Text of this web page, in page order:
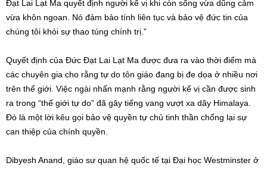
Đạt Lai Lạt Ma quyết định người kế vị khi còn sống vừa dũng cảm
vừa khôn ngoan. Nó đảm bảo tính liên tục và bảo vệ đức tin của
chúng tôi khỏi sự thao túng chính trị.”
Quyết định của Đức Đạt Lai Lạt Ma được đưa ra vào thời điểm mà
các chuyên gia cho rằng tự do tôn giáo đang bị đe dọa ở nhiều nơi
trên thế giới. Việc ngài nhấn mạnh rằng người kế vị cần được sinh
ra trong “thế giới tự do” đã gây tiếng vang vượt xa dãy Himalaya.
Đó là một lời kêu gọi bảo vệ quyền tự chủ tinh thần chống lại sự
can thiệp của chính quyền.
Dibyesh Anand, giáo sư quan hệ quốc tế tại Đại học Westminster ở